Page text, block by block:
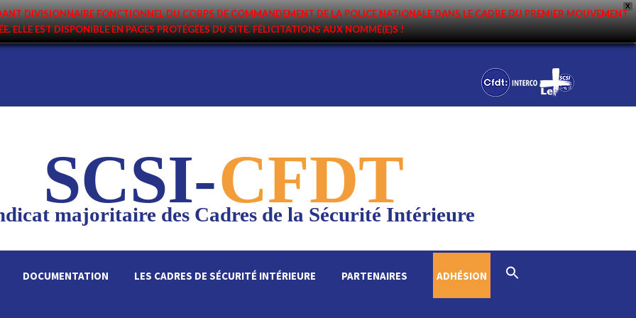
X
DIVISIONNAIRE FONCTIONNEL DU CORPS DE COMMANDEMENT DE LA POLICE NATIONALE DANS LE CADRE DU PREMIER MOUVEMENT
ELLE EST DISPONIBLE EN PAGES PROTÉGÉES DU SITE. FÉLICITATIONS AUX NOMMÉ(E)S !
SCSI-CFDT
majoritaire des Cadres de la Sécurité Intérieure
DOCUMENTATION LES CADRES DE SÉCURITÉ INTÉRIEURE PARTENAIRES ADHÉSION